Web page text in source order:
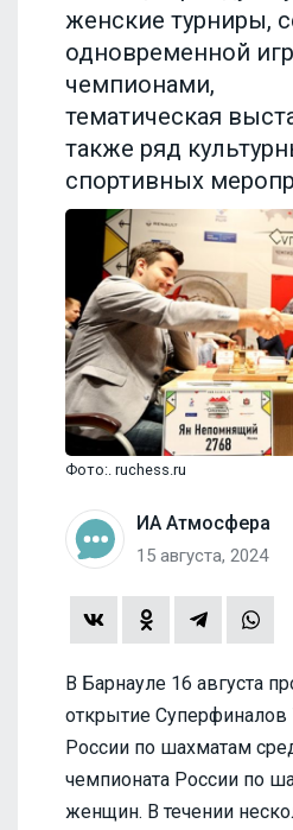
женские турниры,
одновременной
чемпионами,
тематическая
также ряд
спортивных
Фото:. ruchess.ru
ИА Атмосфера
15 августа, 2024
В Барнауле 16 августа
открытие Суперфиналов
России по шахматам
чемпионата России по
женщин. В течении